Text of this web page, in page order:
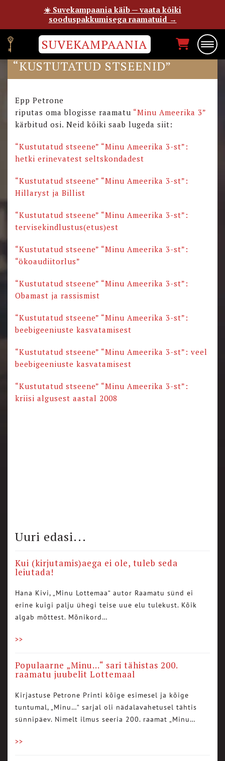
SUVEKAMPAANIA
“MINU AMEERIKA 3”
“KUSTUTATUD STSEENID”
Epp Petrone
riputas oma blogisse raamatu “Minu Ameerika 3”
kärbitud osi. Neid kõiki saab lugeda siit:
“Kustutatud stseene” “Minu Ameerika 3-st”:
hetki erinevatest seltskondadest
“Kustutatud stseene” “Minu Ameerika 3-st”:
Hillaryst ja Billist
“Kustutatud stseene” “Minu Ameerika 3-st”:
tervisekindlustus(etus)est
“Kustutatud stseene” “Minu Ameerika 3-st”:
“ökoaudiitorlus”
“Kustutatud stseene” “Minu Ameerika 3-st”:
Obamast ja rassismist
“Kustutatud stseene” “Minu Ameerika 3-st”:
beebigeeniuste kasvatamisest
“Kustutatud stseene” “Minu Ameerika 3-st”: veel
beebigeeniuste kasvatamisest
“Kustutatud stseene” “Minu Ameerika 3-st”:
kriisi algusest aastal 2008
Uuri edasi...
Kui (kirjutamis)aega ei ole, tuleb seda
leiutada!
Hana Kivi, „Minu Lottemaa“ autor Raamatu sünd ei
erine kuigi palju ühegi teise uue elu tulekust. Kõik
algab mõttest. Mõnikord…
>>
Populaarne „Minu…“ sari tähistas 200.
raamatu juubelit Lottemaal
Kirjastuse Petrone Printi kõige esimesel ja kõige
tuntumal, „Minu…“ sarjal oli nädalavahetusel tähtis
sünnipäev. Nimelt ilmus seeria 200. raamat „Minu…
>>
☀️ Suvekampaania käib — vaata kõiki
sooduspakkumisega raamatuid →